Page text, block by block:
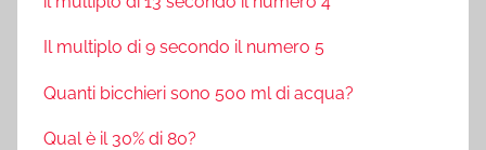
Il multiplo di 9 secondo il numero 5
Quanti bicchieri sono 500 ml di acqua?
Qual è il 30% di 80?